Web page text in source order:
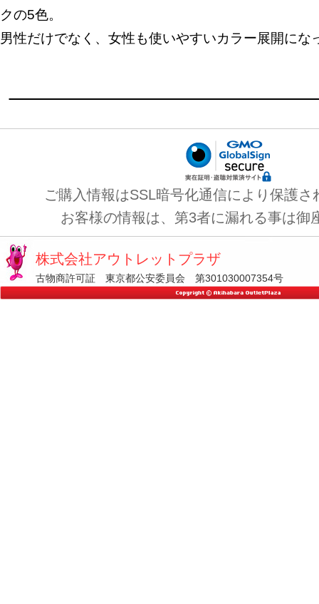
クの5色。
男性だけでなく、女性も使いやすいカラー展開にな
ご購入情報はSSL暗号化通信により保護さ
お客様の情報は、第3者に漏れる事は御
株式会社アウトレットプラザ
古物商許可証 東京都公安委員会 第301030007354号